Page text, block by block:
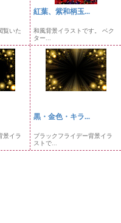
覧いた
紅葉、紫和柄玉...
和風背景イラストです。 ベク
ター...
景イラ
黒・金色・キラ...
ブラックフライデー背景イラ
ストで...